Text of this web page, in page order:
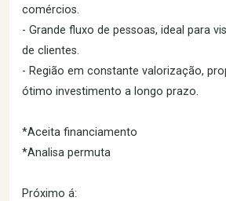
comércios.
- Grande fluxo de pessoas, ideal para
de clientes.
- Região em constante valorização,
ótimo investimento a longo prazo.
*Aceita financiamento
*Analisa permuta
Próximo á: